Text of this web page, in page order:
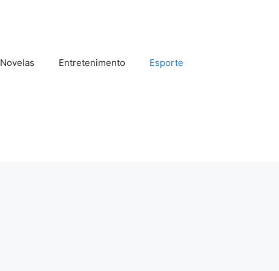
Novelas Entretenimento Esporte